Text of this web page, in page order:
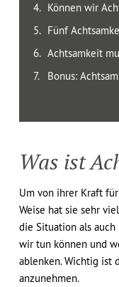
Können wir
Fünf
Achtsamkeit
Bonus:
Was ist
Um von ihrer Kraft
Weise hat sie sehr
die Situation als auch
wir tun können und
ablenken. Wichtig ist
anzunehmen.